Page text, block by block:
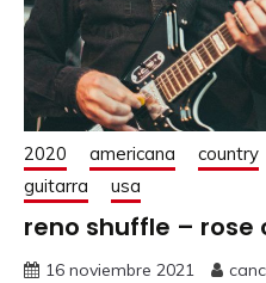
2020 americana country
guitarra
usa
reno shuffle – rose
16 noviembre 2021